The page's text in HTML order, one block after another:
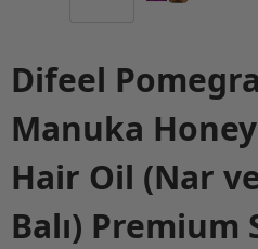
Difeel
Manuka
Hair Oil (Nar
Balı) Premium